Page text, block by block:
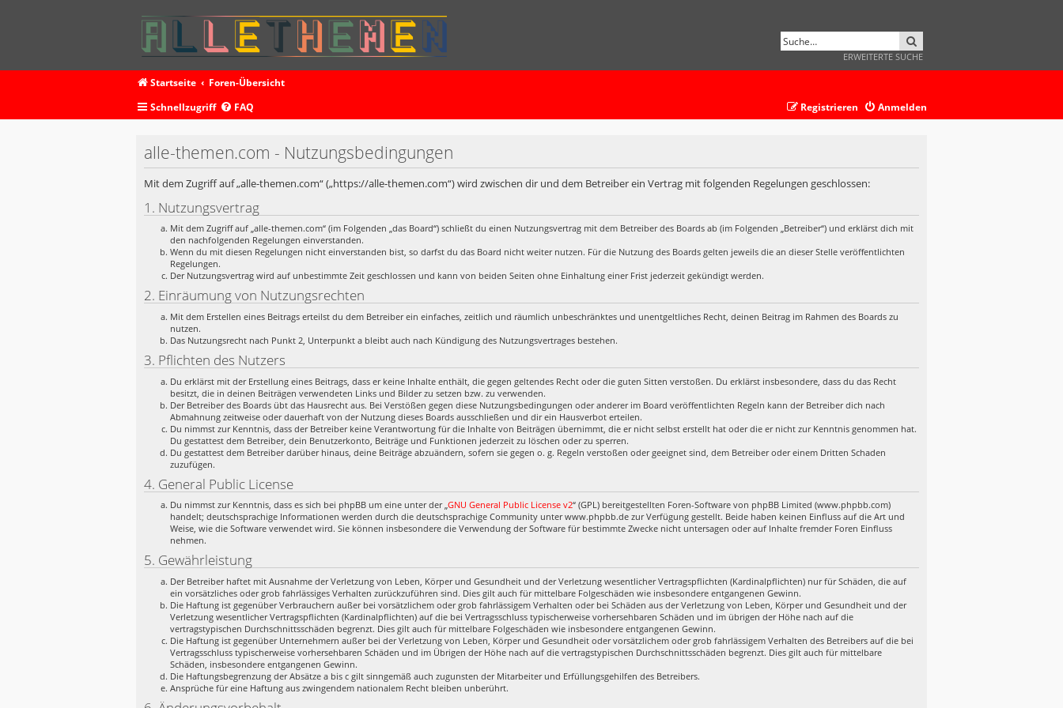
ERWEITERTE SUCHE
Startseite
Foren-Übersicht
Schnellzugriff
FAQ Anmelden
Registrieren
alle-themen.com - Nutzungsbedingungen
Mit dem Zugriff auf „alle-themen.com“ („https://alle-themen.com“) wird zwischen dir und dem Betreiber ein Vertrag mit folgenden Regelungen geschlossen:
1. Nutzungsvertrag
Mit dem Zugriff auf „alle-themen.com“ (im Folgenden „das Board“) schließt du einen Nutzungsvertrag mit dem Betreiber des Boards ab (im Folgenden „Betreiber“) und erklärst dich mit
den nachfolgenden Regelungen einverstanden.
Wenn du mit diesen Regelungen nicht einverstanden bist, so darfst du das Board nicht weiter nutzen. Für die Nutzung des Boards gelten jeweils die an dieser Stelle veröffentlichten
Regelungen.
Der Nutzungsvertrag wird auf unbestimmte Zeit geschlossen und kann von beiden Seiten ohne Einhaltung einer Frist jederzeit gekündigt werden.
2. Einräumung von Nutzungsrechten
Mit dem Erstellen eines Beitrags erteilst du dem Betreiber ein einfaches, zeitlich und räumlich unbeschränktes und unentgeltliches Recht, deinen Beitrag im Rahmen des Boards zu
nutzen.
Das Nutzungsrecht nach Punkt 2, Unterpunkt a bleibt auch nach Kündigung des Nutzungsvertrages bestehen.
3. Pflichten des Nutzers
Du erklärst mit der Erstellung eines Beitrags, dass er keine Inhalte enthält, die gegen geltendes Recht oder die guten Sitten verstoßen. Du erklärst insbesondere, dass du das Recht
besitzt, die in deinen Beiträgen verwendeten Links und Bilder zu setzen bzw. zu verwenden.
Der Betreiber des Boards übt das Hausrecht aus. Bei Verstößen gegen diese Nutzungsbedingungen oder anderer im Board veröffentlichten Regeln kann der Betreiber dich nach
Abmahnung zeitweise oder dauerhaft von der Nutzung dieses Boards ausschließen und dir ein Hausverbot erteilen.
Du nimmst zur Kenntnis, dass der Betreiber keine Verantwortung für die Inhalte von Beiträgen übernimmt, die er nicht selbst erstellt hat oder die er nicht zur Kenntnis genommen hat.
Du gestattest dem Betreiber, dein Benutzerkonto, Beiträge und Funktionen jederzeit zu löschen oder zu sperren.
Du gestattest dem Betreiber darüber hinaus, deine Beiträge abzuändern, sofern sie gegen o. g. Regeln verstoßen oder geeignet sind, dem Betreiber oder einem Dritten Schaden
zuzufügen.
4. General Public License
Du nimmst zur Kenntnis, dass es sich bei phpBB um eine unter der „GNU General Public License v2“ (GPL) bereitgestellten Foren-Software von phpBB Limited (www.phpbb.com)
handelt; deutschsprachige Informationen werden durch die deutschsprachige Community unter www.phpbb.de zur Verfügung gestellt. Beide haben keinen Einfluss auf die Art und
Weise, wie die Software verwendet wird. Sie können insbesondere die Verwendung der Software für bestimmte Zwecke nicht untersagen oder auf Inhalte fremder Foren Einfluss
nehmen.
5. Gewährleistung
Der Betreiber haftet mit Ausnahme der Verletzung von Leben, Körper und Gesundheit und der Verletzung wesentlicher Vertragspflichten (Kardinalpflichten) nur für Schäden, die auf
ein vorsätzliches oder grob fahrlässiges Verhalten zurückzuführen sind. Dies gilt auch für mittelbare Folgeschäden wie insbesondere entgangenen Gewinn.
Die Haftung ist gegenüber Verbrauchern außer bei vorsätzlichem oder grob fahrlässigem Verhalten oder bei Schäden aus der Verletzung von Leben, Körper und Gesundheit und der
Verletzung wesentlicher Vertragspflichten (Kardinalpflichten) auf die bei Vertragsschluss typischerweise vorhersehbaren Schäden und im übrigen der Höhe nach auf die
vertragstypischen Durchschnittsschäden begrenzt. Dies gilt auch für mittelbare Folgeschäden wie insbesondere entgangenen Gewinn.
Die Haftung ist gegenüber Unternehmern außer bei der Verletzung von Leben, Körper und Gesundheit oder vorsätzlichem oder grob fahrlässigem Verhalten des Betreibers auf die bei
Vertragsschluss typischerweise vorhersehbaren Schäden und im Übrigen der Höhe nach auf die vertragstypischen Durchschnittsschäden begrenzt. Dies gilt auch für mittelbare
Schäden, insbesondere entgangenen Gewinn.
Die Haftungsbegrenzung der Absätze a bis c gilt sinngemäß auch zugunsten der Mitarbeiter und Erfüllungsgehilfen des Betreibers.
Ansprüche für eine Haftung aus zwingendem nationalem Recht bleiben unberührt.